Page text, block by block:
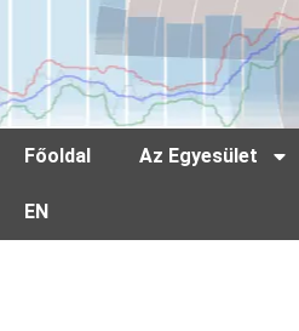
Főoldal Az Egyesület
EN